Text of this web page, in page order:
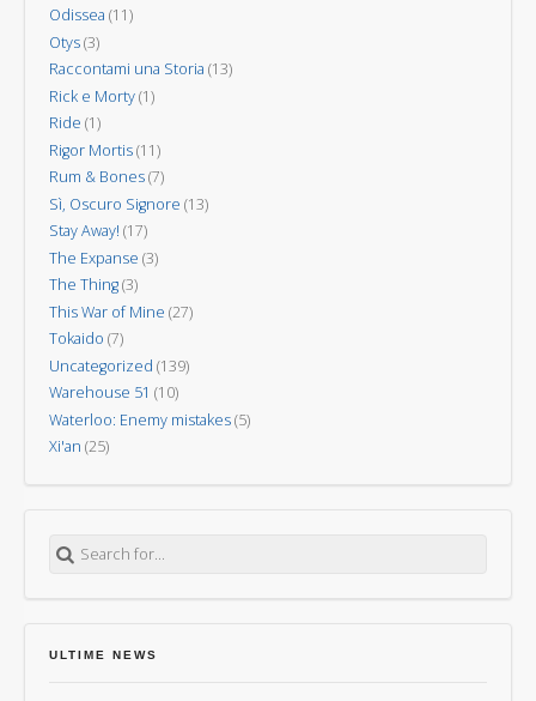
Odissea (11)
Otys(3)
Raccontami una Storia (13)
Rick e Morty(1)
Ride (1)
Rigor Mortis(11)
Rum & Bones(7)
Sì, Oscuro Signore (13)
Stay Away! (17)
The Expanse (3)
The Thing(3)
This War of Mine (27)
Tokaido (7)
Uncategorized (139)
Warehouse 51 (10)
Waterloo: Enemy mistakes(5)
Xi'an (25)
ULTIME NEWS